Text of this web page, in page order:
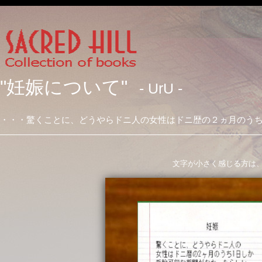
"妊娠について" - UrU -
・・・驚くことに、どうやらドニ人の女性はドニ歴の２ヵ月の
文字が小さく感じる方は